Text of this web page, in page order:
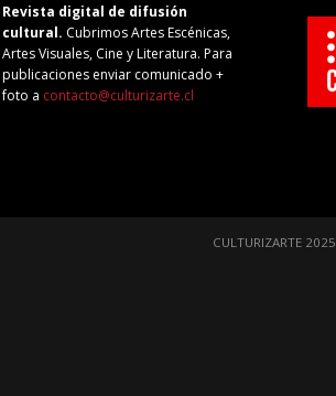
Revista digital de difusión
cultural. Cubrimos Artes Escénicas,
Artes Visuales, Cine y Literatura. Para
publicaciones enviar comunicado +
foto a contacto@culturizarte.cl
CULTURIZARTE 2025